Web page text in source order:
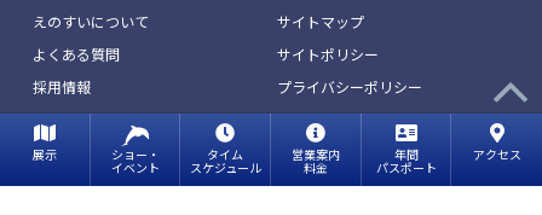
展示 ショー・
イベント
タイム
スケジュール
営業案内
料金
年間
パスポート
アクセス
えのすいについて
よくある質問
採用情報
リンク
サイトマップ
サイトポリシー
プライバシーポリシー
お問い合わせ